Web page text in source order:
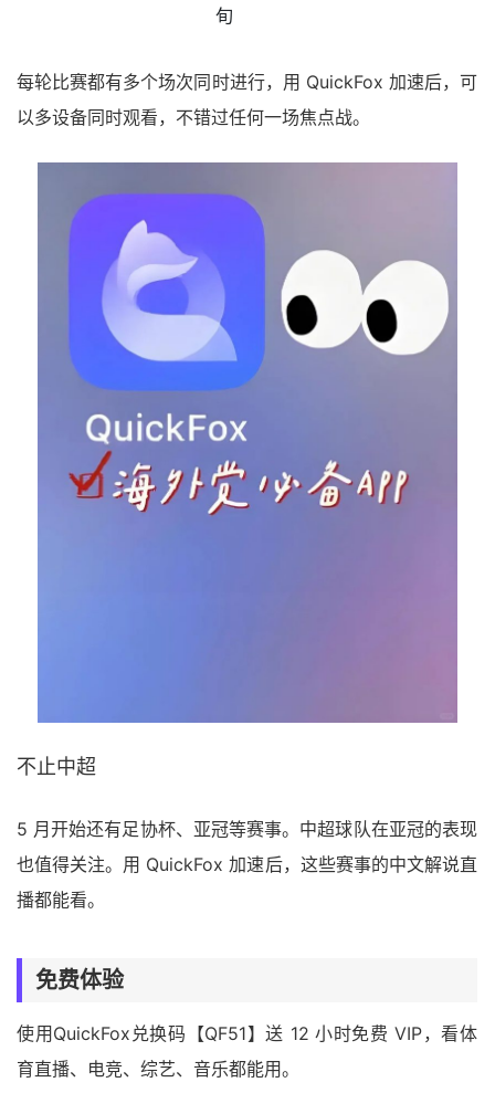
旬
每轮比赛都有多个场次同时进行，用 QuickFox 加速后，可
以多设备同时观看，不错过任何一场焦点战。
不止中超
5 月开始还有足协杯、亚冠等赛事。中超球队在亚冠的表现
也值得关注。用 QuickFox 加速后，这些赛事的中文解说直
播都能看。
免费体验
使用QuickFox兑换码【QF51】送 12 小时免费 VIP，看体
育直播、电竞、综艺、音乐都能用。